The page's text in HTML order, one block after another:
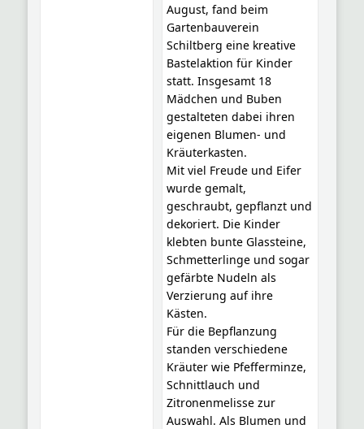
August, fand beim
Gartenbauverein
Schiltberg eine kreative
Bastelaktion für Kinder
statt. Insgesamt 18
Mädchen und Buben
gestalteten dabei ihren
eigenen Blumen- und
Kräuterkasten.
Mit viel Freude und Eifer
wurde gemalt,
geschraubt, gepflanzt und
dekoriert. Die Kinder
klebten bunte Glassteine,
Schmetterlinge und sogar
gefärbte Nudeln als
Verzierung auf ihre
Kästen.
Für die Bepflanzung
standen verschiedene
Kräuter wie Pfefferminze,
Schnittlauch und
Zitronenmelisse zur
Auswahl. Als Blumen und